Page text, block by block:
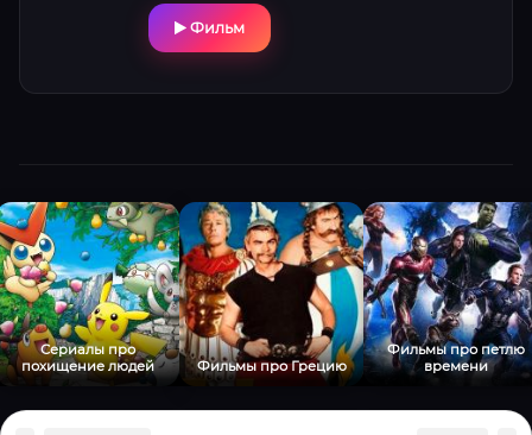
динамичный сюжет держит в напряжении
до финальных кадров.
Фильм
Сериалы про
похищение людей
Фильмы про Грецию
Фильмы про петлю
времени